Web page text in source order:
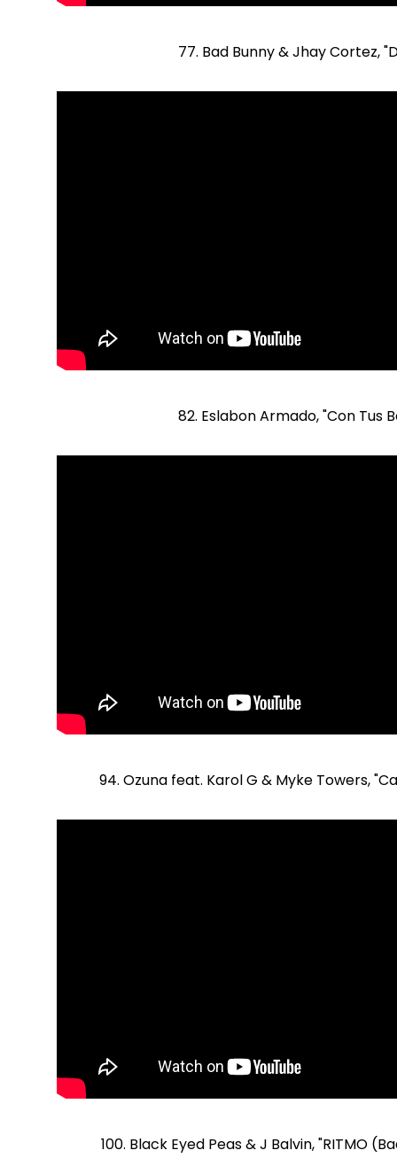
77. Bad Bunny & Jhay Cortez,
82. Eslabon Armado, "Con Tus
94. Ozuna feat. Karol G & Myke Towers,
100. Black Eyed Peas & J Balvin, "RITMO